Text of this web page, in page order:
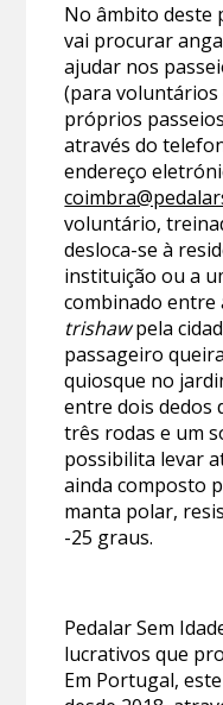
No âmbito deste
vai procurar
ajudar nos
(para
próprios
através do
endereço
voluntário,
desloca-se à
instituição ou a
combinado entre
trishawpela
passageiro
quiosque no
entre dois dedos
três rodas e um
possibilita levar
ainda composto
manta polar,
-25 graus.
Pedalar Sem
lucrativos que
Em Portugal,